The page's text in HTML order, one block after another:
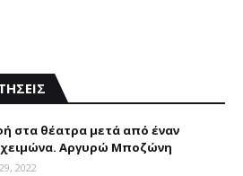
στα θέατρα μετά από έναν
Αργυρώ Μποζώνη
2022